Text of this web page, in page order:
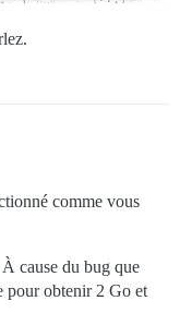
comme vous
cause du bug que
pour obtenir 2 Go et